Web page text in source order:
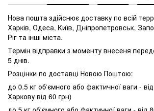
Нова пошта здійснює доставку по всій
Харків, Одеса, Київ, Дніпропетровськ,
Ріг та інші міста.
Термін відправки з моменту внесеня
5 днів.
Розцінки по доставці Новою Поштою:
до 0.5 кг об'ємного або фактичної ваги -
Харкову від 60 грн)